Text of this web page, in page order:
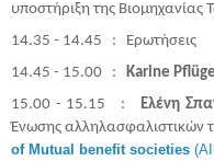
υποστήριξη της Βιομηχανίας
14.35 - 14.45 : Ερωτήσεις
14.45 - 15.00 : Karine
15.00 - 15.15 : Ελένη
Ένωσης αλληλασφαλιστικών
of Mutual benefit societies